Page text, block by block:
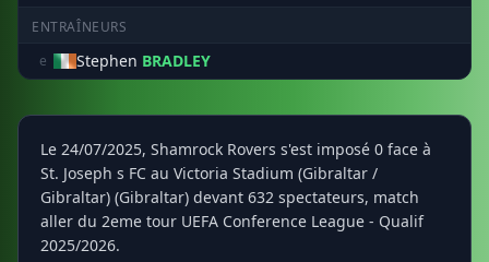
ENTRAÎNEURS
e
Stephen BRADLEY
Le 24/07/2025, Shamrock Rovers s'est imposé 0 face à
St. Joseph s FC au Victoria Stadium (Gibraltar /
Gibraltar) (Gibraltar) devant 632 spectateurs, match
aller du 2eme tour UEFA Conference League - Qualif
2025/2026.